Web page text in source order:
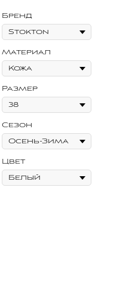
Бренд
Материал
Размер
Сезон
Цвет